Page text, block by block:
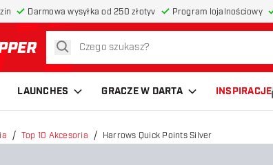
Darmowa wysyłka od 250 złotyv Program lojalnościowy
do strony głównej
szukaj
LAUNCHES GRACZE W DARTA INSPIRACJE
Top 10 Akcesoria Harrows Quick Points Silver